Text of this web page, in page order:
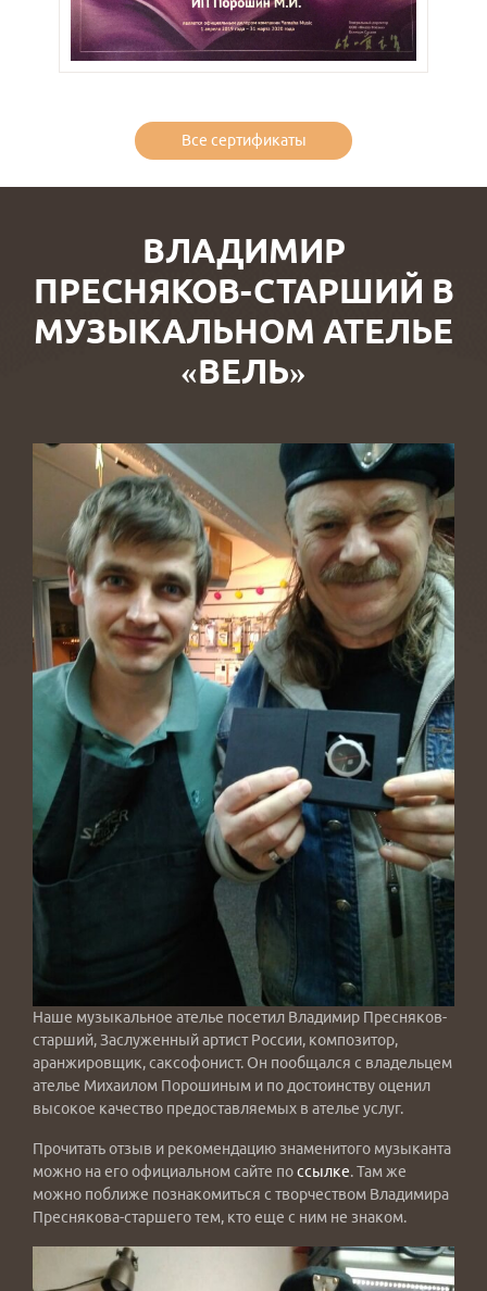
Все сертификаты
ВЛАДИМИР
ПРЕСНЯКОВ-СТАРШИЙ В
МУЗЫКАЛЬНОМ АТЕЛЬЕ
«ВЕЛЬ»
Наше музыкальное ателье посетил Владимир Пресняков-
старший, Заслуженный артист России, композитор,
аранжировщик, саксофонист. Он пообщался с владельцем
ателье Михаилом Порошиным и по достоинству оценил
высокое качество предоставляемых в ателье услуг.
Прочитать отзыв и рекомендацию знаменитого музыканта
можно на его официальном сайте поссылке. Там же
можно поближе познакомиться с творчеством Владимира
Преснякова-старшего тем, кто еще с ним не знаком.